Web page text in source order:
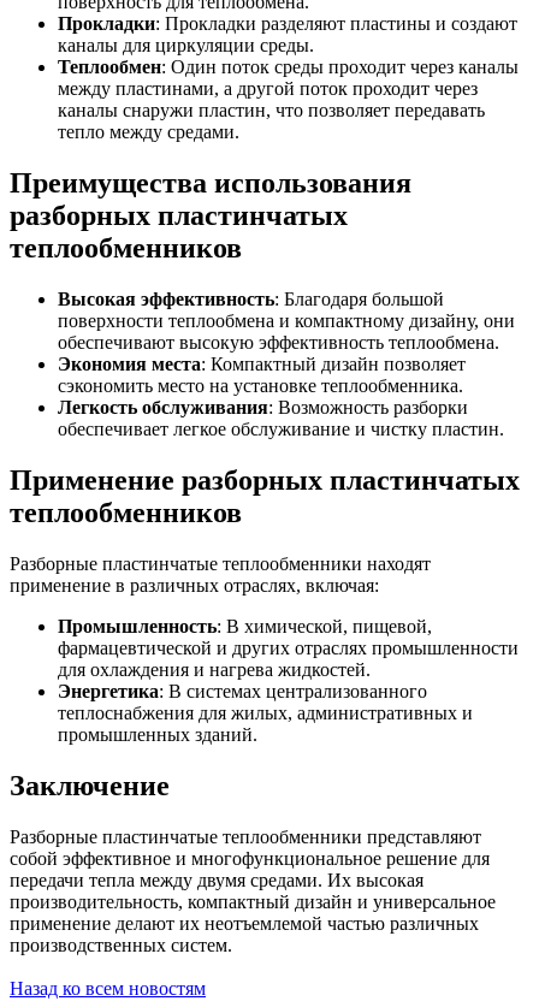
Прокладки: Прокладки разделяют пластины и создают
каналы для циркуляции среды.
Теплообмен: Один поток среды проходит через каналы
между пластинами, а другой поток проходит через
каналы снаружи пластин, что позволяет передавать
тепло между средами.
Преимущества использования
разборных пластинчатых
теплообменников
Высокая эффективность: Благодаря большой
поверхности теплообмена и компактному дизайну, они
обеспечивают высокую эффективность теплообмена.
Экономия места: Компактный дизайн позволяет
сэкономить место на установке теплообменника.
Легкость обслуживания: Возможность разборки
обеспечивает легкое обслуживание и чистку пластин.
Применение разборных пластинчатых
теплообменников
Разборные пластинчатые теплообменники находят
применение в различных отраслях, включая:
Промышленность: В химической, пищевой,
фармацевтической и других отраслях промышленности
для охлаждения и нагрева жидкостей.
Энергетика: В системах централизованного
теплоснабжения для жилых, административных и
промышленных зданий.
Заключение
Разборные пластинчатые теплообменники представляют
собой эффективное и многофункциональное решение для
передачи тепла между двумя средами. Их высокая
производительность, компактный дизайн и универсальное
применение делают их неотъемлемой частью различных
производственных систем.
Назад ко всем новостям